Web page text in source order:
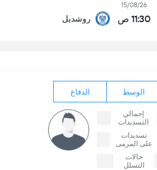
15/08/26
11:30 ص روشديل
الوسط الدفاع
إجمالي
التسديدات
تسديدات
على المرمى
حالات
التسلل